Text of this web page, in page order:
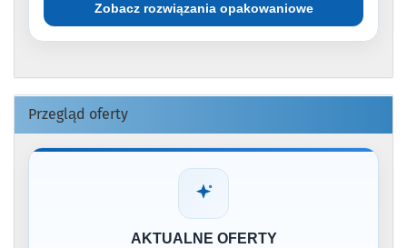
Zobacz rozwiązania opakowaniowe
Przegląd oferty
AKTUALNE OFERTY